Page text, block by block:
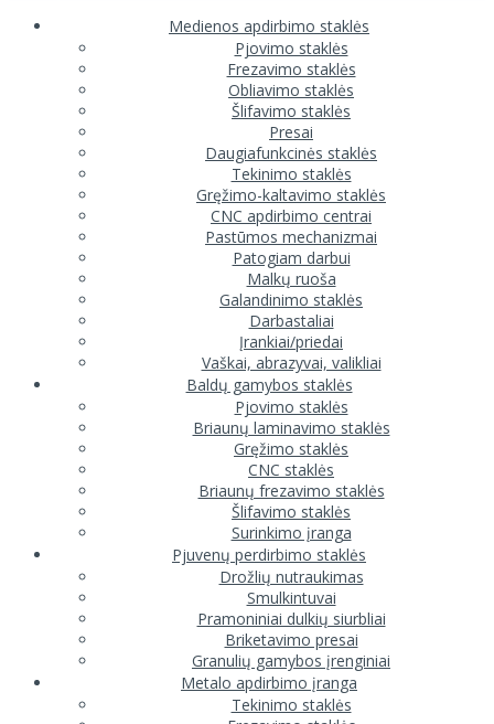
Medienos apdirbimo staklės
Pjovimo staklės
Frezavimo staklės
Obliavimo staklės
Šlifavimo staklės
Presai
Daugiafunkcinės staklės
Tekinimo staklės
Gręžimo-kaltavimo staklės
CNC apdirbimo centrai
Pastūmos mechanizmai
Patogiam darbui
Malkų ruoša
Galandinimo staklės
Darbastaliai
Įrankiai/priedai
Vaškai, abrazyvai, valikliai
Baldų gamybos staklės
Pjovimo staklės
Briaunų laminavimo staklės
Gręžimo staklės
CNC staklės
Briaunų frezavimo staklės
Šlifavimo staklės
Surinkimo įranga
Pjuvenų perdirbimo staklės
Drožlių nutraukimas
Smulkintuvai
Pramoniniai dulkių siurbliai
Briketavimo presai
Granulių gamybos įrenginiai
Metalo apdirbimo įranga
Tekinimo staklės